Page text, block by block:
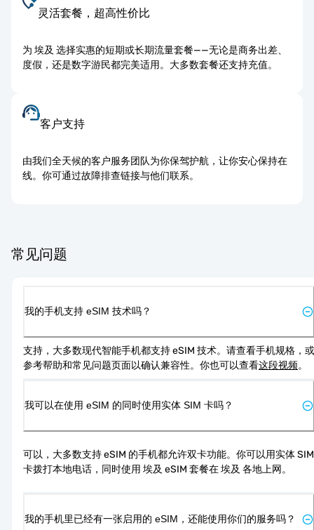
灵活套餐，超高性价比
为 埃及 选择实惠的短期或长期流量套餐——无论是商务出差、
度假，还是数字游民都完美适用。大多数套餐还支持充值。
客户支持
由我们全天候的客户服务团队为你保驾护航，让你安心保持在
线。你可通过故障排查链接与他们联系。
常见问题
我的手机支持 eSIM 技术吗？
支持，大多数现代智能手机都支持 eSIM 技术。请查看手机规格，或
参考帮助和常见问题页面以确认兼容性。你也可以查看这段视频。
我可以在使用 eSIM 的同时使用实体 SIM 卡吗？
可以，大多数支持 eSIM 的手机都允许双卡功能。你可以用实体 SIM
卡拨打本地电话，同时使用 埃及 eSIM 套餐在 埃及 各地上网。
我的手机里已经有一张启用的 eSIM，还能使用你们的服务吗？